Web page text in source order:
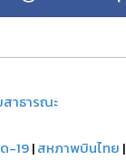
สาธารณะ
-19|สหภาพบินไทย |